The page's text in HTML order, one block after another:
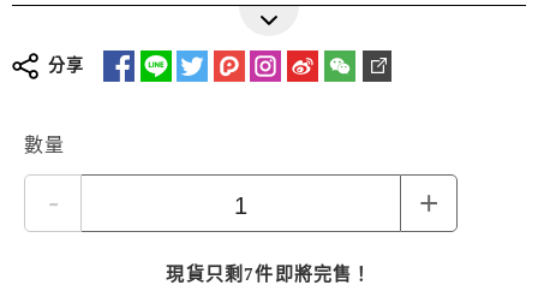
分享
數量
- +
現貨只剩7件即將完售！